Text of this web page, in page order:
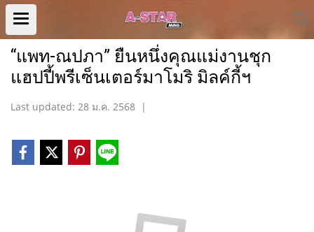
“แพท-ณปภา” ยืนหนึ่งคุณแม่งานชุก
แฮปปี้พรีเซ็นเตอร์มาโมริ มิลค์กี้ฯ
Last updated: 28 ม.ค. 2568 |